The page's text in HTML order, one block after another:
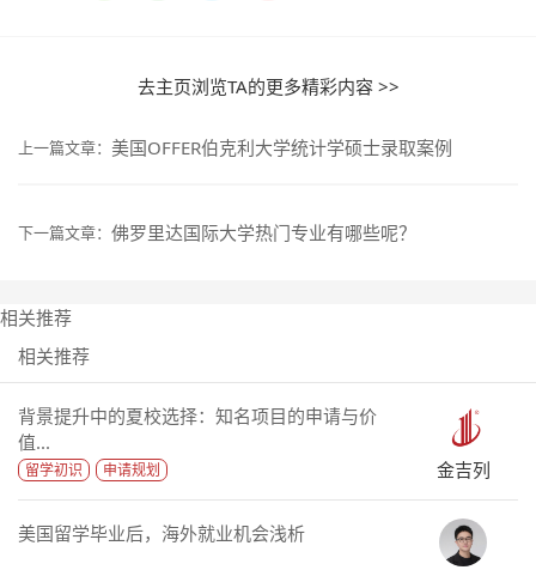
去主页浏览TA的更多精彩内容 >>
上一篇文章： 美国OFFER伯克利大学统计学硕士录取案例
下一篇文章： 佛罗里达国际大学热门专业有哪些呢？
相关推荐
相关推荐
背景提升中的夏校选择：知名项目的申请与价
值...
留学初识 申请规划 金吉列
美国留学毕业后，海外就业机会浅析